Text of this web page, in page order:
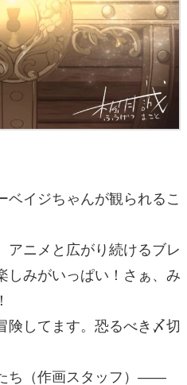
イジちゃんが観られるこ
アニメと広がり続けるブレ
しみがいっぱい！さぁ、み
険してます。恐るべき〆切
ち（作画スタッフ）――